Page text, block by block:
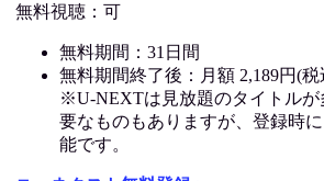
無料視聴：可
無料期間：31日間
無料期間終了後：月額 2,189円(税
※U-NEXTは見放題のタイトル
要なものもありますが、登録時
能です。